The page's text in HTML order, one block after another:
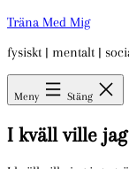
Hoppa
innehåll
Träna Med Mig
fysiskt | mentalt |
Meny Stäng
I kväll ville